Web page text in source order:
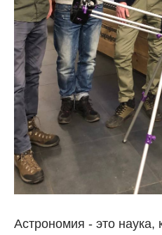
Астрономия - это наука,